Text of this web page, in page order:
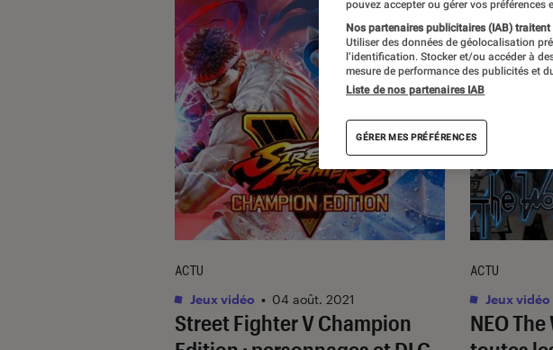
Street Fighter V Champion
ACTU
Jeux vidéo • 04 août. 2021
NEO
ACTU
Jeux vidéo
pouvez accepter ou gérer vos
Nos partenaires publicitaires (IAB)
Utiliser des données de géolocalisation
l’identification. Stocker et/ou accéder à
mesure de performance des publicités et
Liste de nos partenaires IAB
GÉRER MES PRÉFÉRENCES